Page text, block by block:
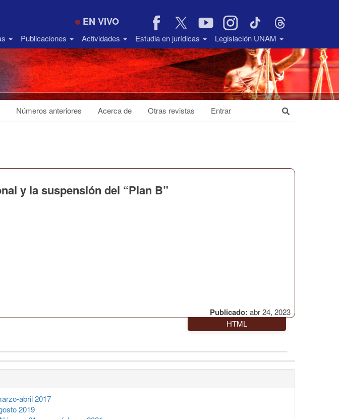
EN VIVO
Publicaciones Actividades Estudia en jurídicas Legislación UNAM
Números anteriores Acerca de Otras revistas Entrar
Publicado: abr 24, 2023
y la suspensión del “Plan B”
HTML
abril 2017
2019